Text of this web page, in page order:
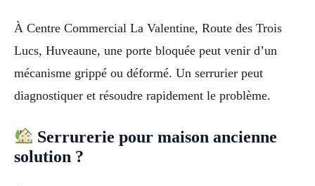
À Centre Commercial La Valentine, Route des Trois
Lucs, Huveaune, une porte bloquée peut venir d’un
mécanisme grippé ou déformé. Un serrurier peut
diagnostiquer et résoudre rapidement le problème.
Serrurerie pour maison ancienne
solution ?